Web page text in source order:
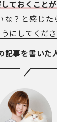
ておくこと
な？と感じた
にしてくださ
記事を書いた